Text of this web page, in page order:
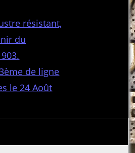
résistant,
du
de ligne
le 24 Août